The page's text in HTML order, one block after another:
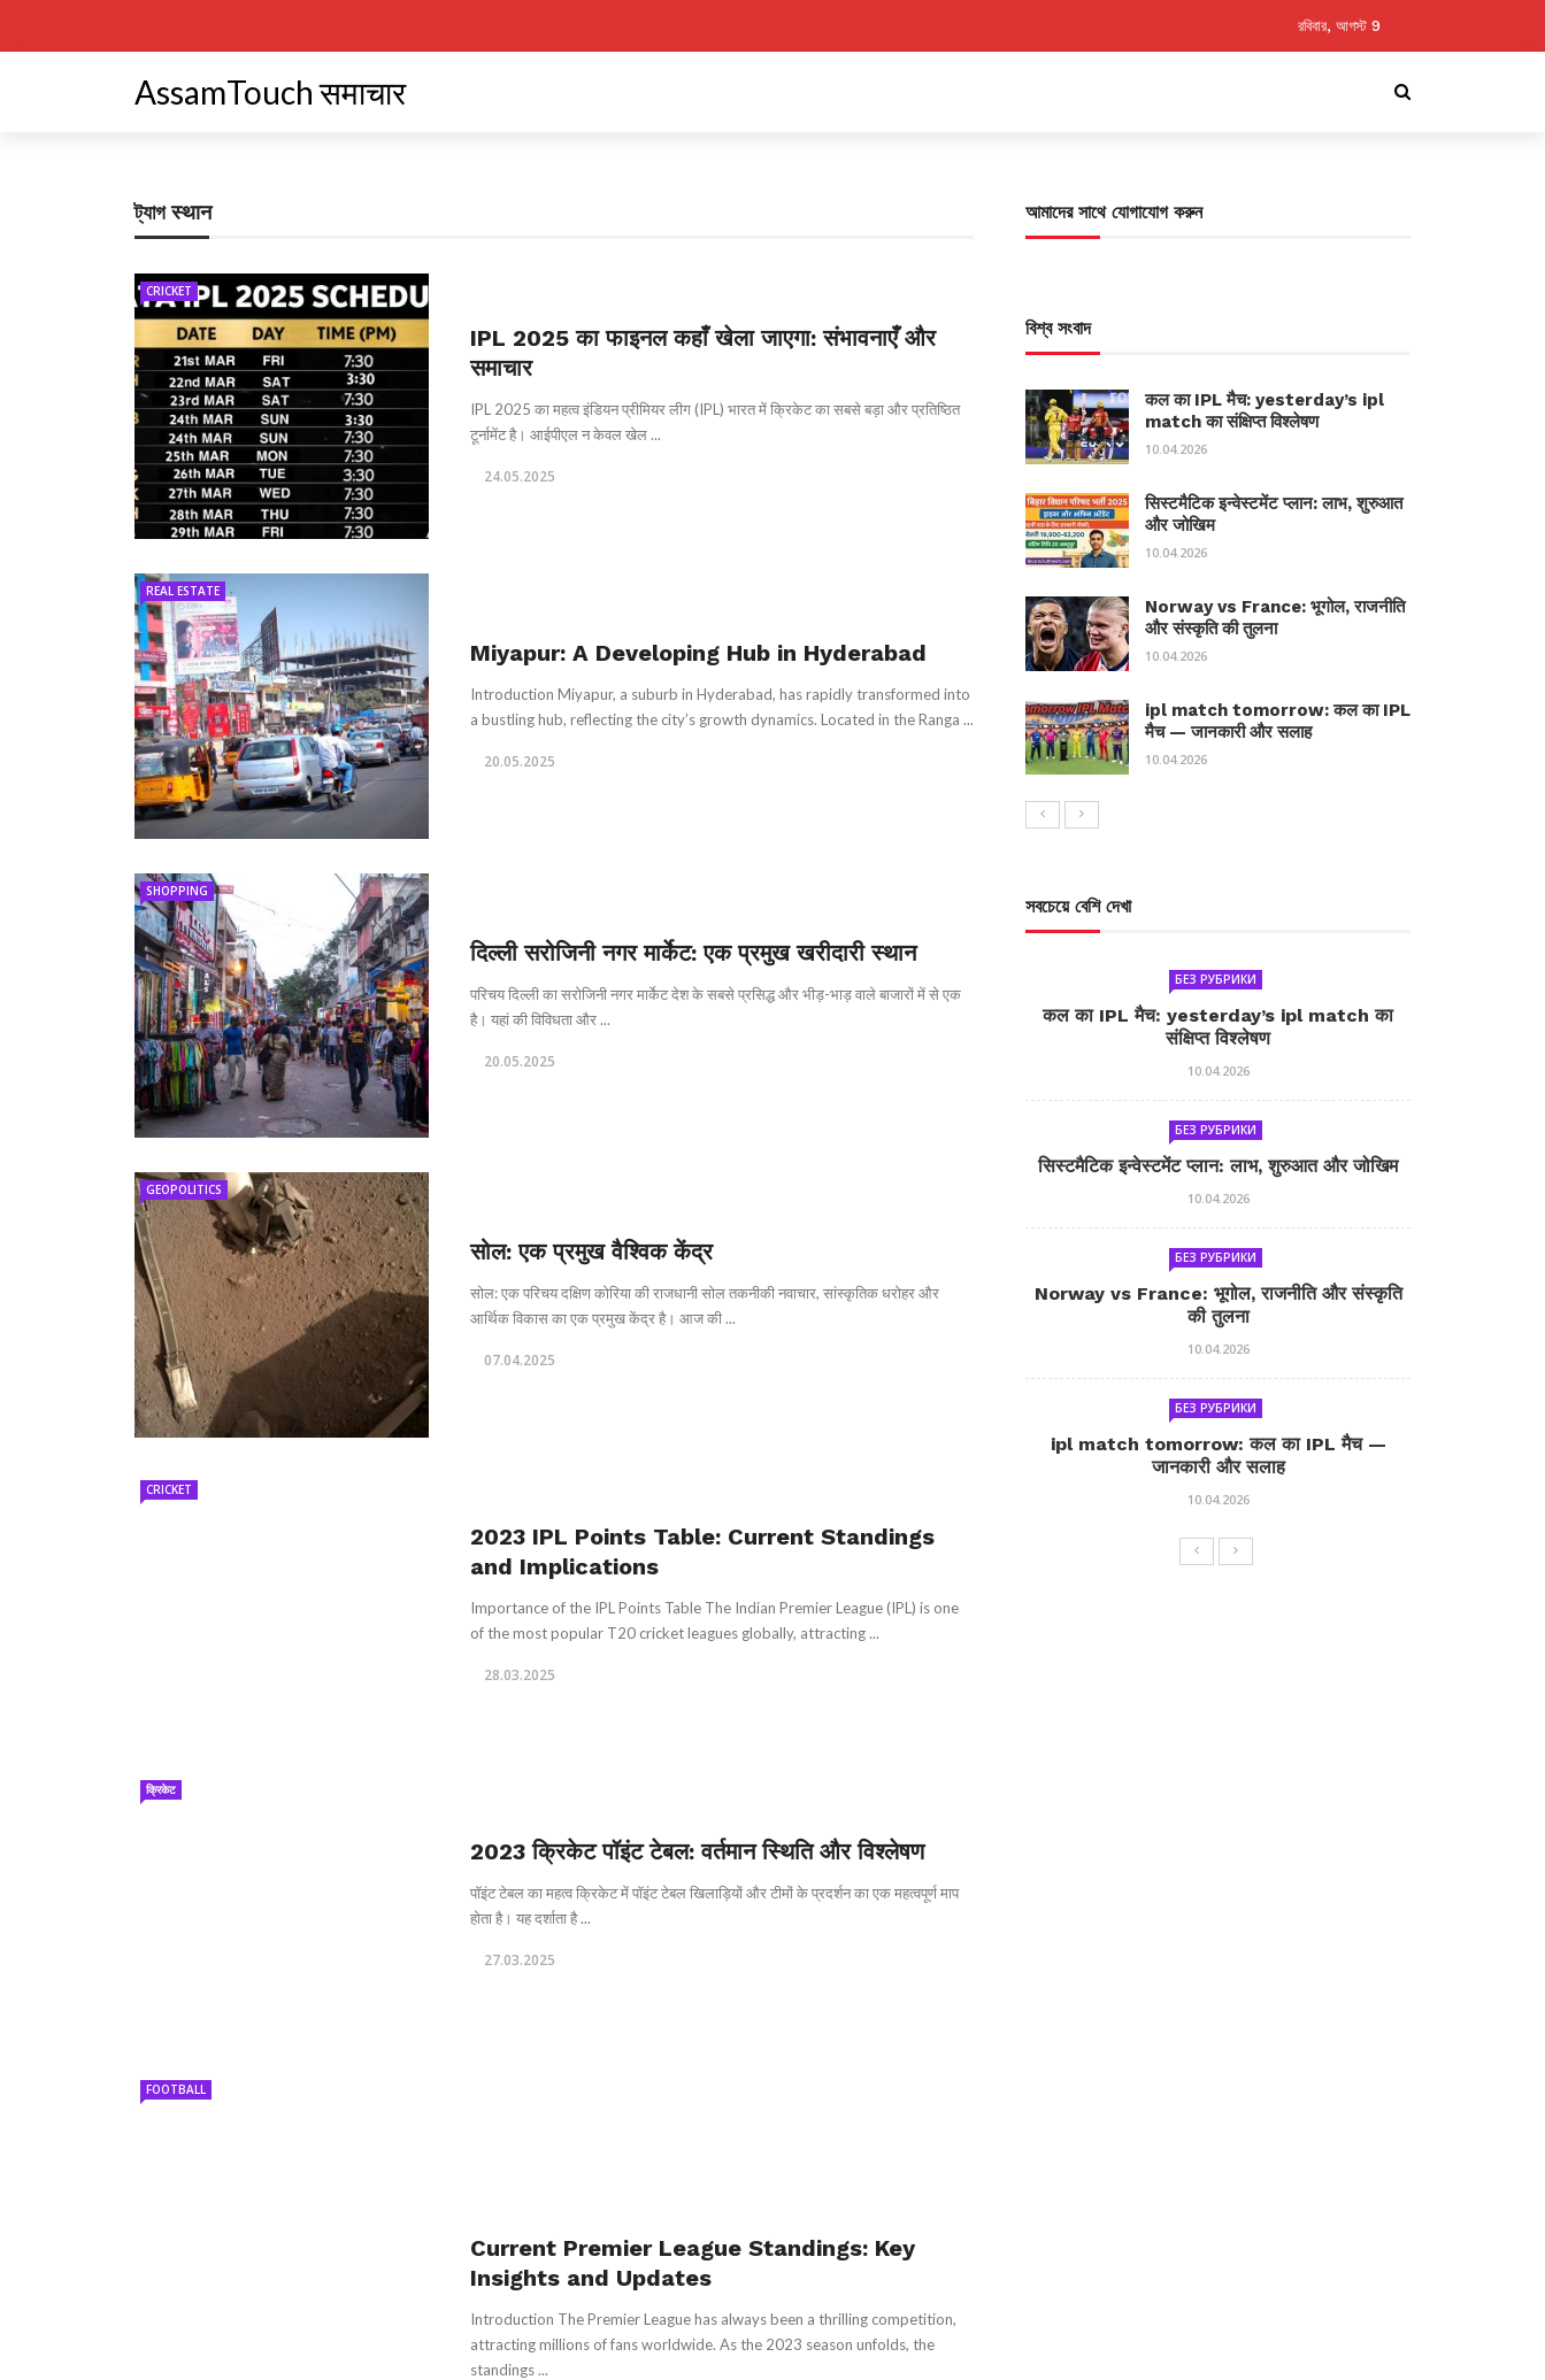
রবিবার, আগস্ট 9
AssamTouch समाचार
ট্যাগस्थान
CRICKET
IPL 2025 का फाइनल कहाँ खेला जाएगा: संभावनाएँ और
समाचार
IPL 2025 का महत्व इंडियन प्रीमियर लीग (IPL) भारत में क्रिकेट का सबसे बड़ा और प्रतिष्ठित
टूर्नामेंट है। आईपीएल न केवल खेल ...
24.05.2025
REAL ESTATE
Miyapur: A Developing Hub in Hyderabad
Introduction Miyapur, a suburb in Hyderabad, has rapidly transformed into
a bustling hub, reflecting the city’s growth dynamics. Located in the Ranga ...
20.05.2025
SHOPPING
दिल्ली सरोजिनी नगर मार्केट: एक प्रमुख खरीदारी स्थान
परिचय दिल्ली का सरोजिनी नगर मार्केट देश के सबसे प्रसिद्ध और भीड़-भाड़ वाले बाजारों में से एक
है। यहां की विविधता और ...
20.05.2025
GEOPOLITICS
सोल: एक प्रमुख वैश्विक केंद्र
सोल: एक परिचय दक्षिण कोरिया की राजधानी सोल तकनीकी नवाचार, सांस्कृतिक धरोहर और
आर्थिक विकास का एक प्रमुख केंद्र है। आज की ...
07.04.2025
CRICKET
2023 IPL Points Table: Current Standings
and Implications
Importance of the IPL Points Table The Indian Premier League (IPL) is one
of the most popular T20 cricket leagues globally, attracting ...
28.03.2025
क्रिकेट
2023 क्रिकेट पॉइंट टेबल: वर्तमान स्थिति और विश्लेषण
पॉइंट टेबल का महत्व क्रिकेट में पॉइंट टेबल खिलाड़ियों और टीमों के प्रदर्शन का एक महत्वपूर्ण माप
होता है। यह दर्शाता है ...
27.03.2025
FOOTBALL
Current Premier League Standings: Key
Insights and Updates
Introduction The Premier League has always been a thrilling competition,
attracting millions of fans worldwide. As the 2023 season unfolds, the
standings ...
আমাদের সাথে যোগাযোগ করুন
বিশ্ব সংবাদ
कल का IPL मैच: yesterday’s ipl
match का संक्षिप्त विश्लेषण
10.04.2026
सिस्टमैटिक इन्वेस्टमेंट प्लान: लाभ, शुरुआत
और जोखिम
10.04.2026
Norway vs France: भूगोल, राजनीति
और संस्कृति की तुलना
10.04.2026
ipl match tomorrow: कल का IPL
मैच — जानकारी और सलाह
10.04.2026
সবচেয়ে বেশি দেখা
БЕЗ РУБРИКИ
कल का IPL मैच: yesterday’s ipl match का
संक्षिप्त विश्लेषण
10.04.2026
БЕЗ РУБРИКИ
सिस्टमैटिक इन्वेस्टमेंट प्लान: लाभ, शुरुआत और जोखिम
10.04.2026
БЕЗ РУБРИКИ
Norway vs France: भूगोल, राजनीति और संस्कृति
की तुलना
10.04.2026
БЕЗ РУБРИКИ
ipl match tomorrow: कल का IPL मैच —
जानकारी और सलाह
10.04.2026